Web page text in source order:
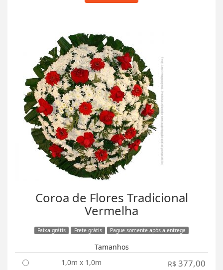
Coroa de Flores Tradicional
Vermelha
Faixa grátis Frete grátis Pague somente após a entrega
Tamanhos
1,0m x 1,0m
R$ 377,00